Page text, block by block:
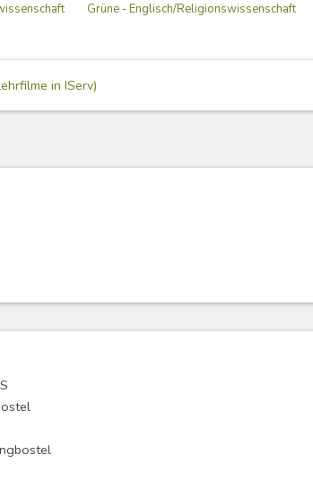
Grüne - Englisch/Religionswissenschaft
in IServ)